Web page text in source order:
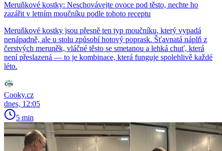
Meruňkové kostky: Neschovávejte ovoce pod těsto, nechte ho
zazářit v letním moučníku podle tohoto receptu
Meruňkové kostky jsou přesně ten typ moučníku, který vypadá
nenápadně, ale u stolu způsobí hotový poprask. Šťavnatá náplň z
čerstvých meruněk, vláčné těsto se smetanou a lehká chuť, která
není přeslazená — to je kombinace, která funguje spolehlivě každé
léto.
Cooky.cz
dnes, 12:05
5 min